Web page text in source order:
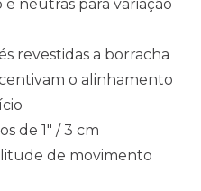
e neutras para variação
revestidas a borracha
o alinhamento
de 1″ / 3 cm
de movimento